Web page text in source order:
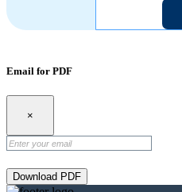
Email for PDF
×
Download PDF